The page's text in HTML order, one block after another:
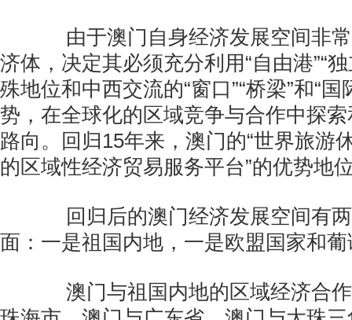
由于澳门自身经济发展空间非常
济体，决定其必须充分利用“自由港”“
殊地位和中西交流的“窗口”“桥梁”和“
势，在全球化的区域竞争与合作中探
路向。回归15年来，澳门的“世界旅游
的区域性经济贸易服务平台”的优势地
回归后的澳门经济发展空间有两
面：一是祖国内地，一是欧盟国家和
澳门与祖国内地的区域经济合作